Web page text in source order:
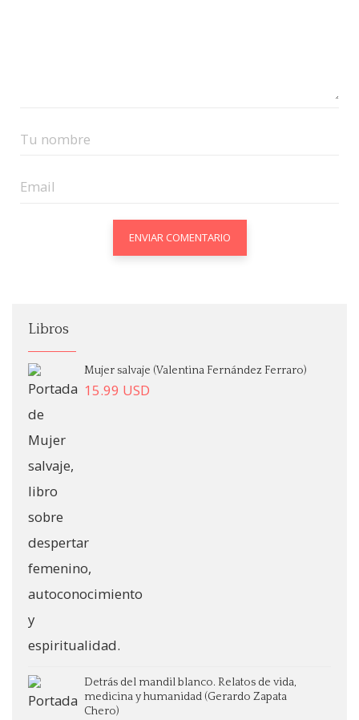
Libros
Mujer salvaje (Valentina Fernández Ferraro)
15.99 USD
Detrás del mandil blanco. Relatos de vida,
medicina y humanidad (Gerardo Zapata
Chero)